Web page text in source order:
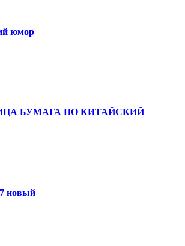
юмор
БУМАГА ПО КИТАЙСКИЙ
новый